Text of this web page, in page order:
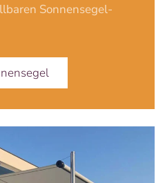
Sonnensegel-